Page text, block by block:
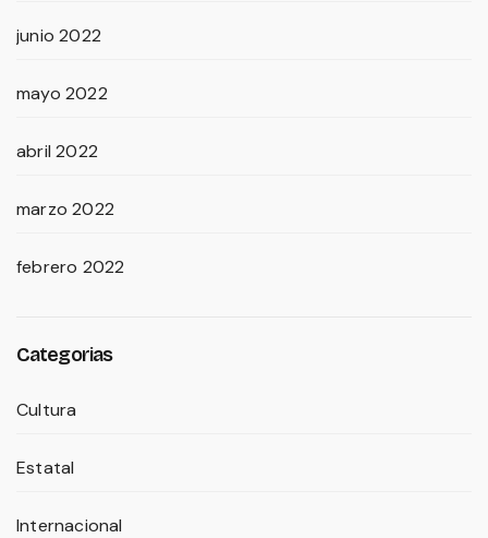
junio 2022
mayo 2022
abril 2022
marzo 2022
febrero 2022
Categorias
Cultura
Estatal
Internacional